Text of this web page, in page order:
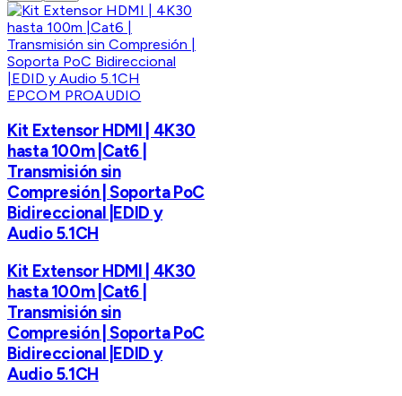
EPCOM PROAUDIO
Kit Extensor HDMI | 4K30
hasta 100m |Cat6 |
Transmisión sin
Compresión | Soporta PoC
Bidireccional |EDID y
Audio 5.1CH
Kit Extensor HDMI | 4K30
hasta 100m |Cat6 |
Transmisión sin
Compresión | Soporta PoC
Bidireccional |EDID y
Audio 5.1CH